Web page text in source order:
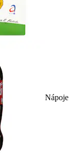
Nápoje